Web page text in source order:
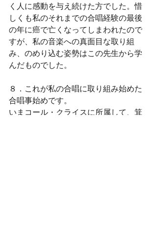
く人に感動を与え続けた方でした。惜
しくも私のそれまでの合唱経験の最後
の年に癌で亡くなってしまわれたので
すが、私の音楽への真面目な取り組
み、のめり込む姿勢はこの先生から学
んだものでした。
８．これが私の合唱に取り組み始めた
合唱事始めです。
いまコール・クライスに所属して、箕